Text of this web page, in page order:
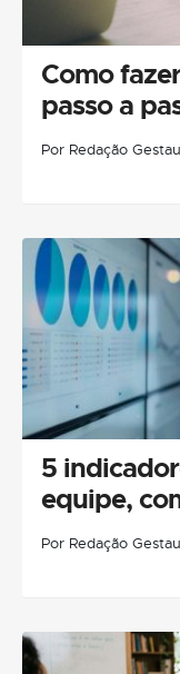
Como
passo a
Por Redação
5
equipe,
Por Redação